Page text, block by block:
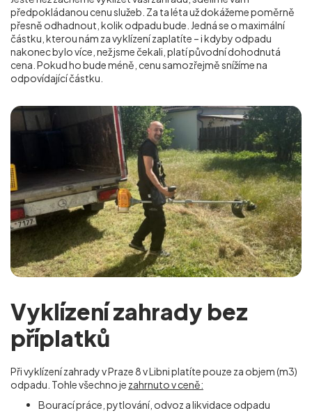
předpokládanou cenu služeb. Za ta léta už dokážeme poměrně
přesně odhadnout, kolik odpadu bude. Jedná se o maximální
částku, kterou nám za vyklízení zaplatíte – i kdyby odpadu
nakonec bylo více, než jsme čekali, platí původní dohodnutá
cena. Pokud ho bude méně, cenu samozřejmě snížíme na
odpovídající částku.
Vyklízení zahrady bez
příplatků
Při vyklízení zahrady v Praze 8 v Libniplatíte pouze za objem (m3)
odpadu. Tohle všechno je zahrnuto v ceně:
Bourací práce, pytlování, odvoz a likvidace odpadu